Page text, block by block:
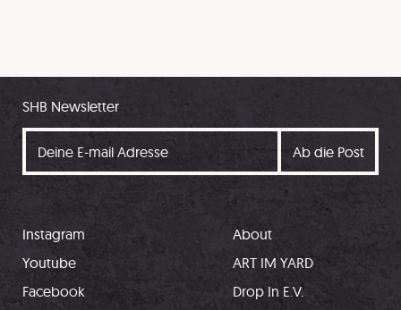
SHB Newsletter
Instagram
Youtube
Facebook
About
ART IM YARD
Drop In E.V.